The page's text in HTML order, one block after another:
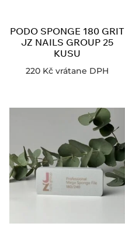
PODO SPONGE 180 GRIT
JZ NAILS GROUP 25
KUSU
220 Kč vrátane DPH